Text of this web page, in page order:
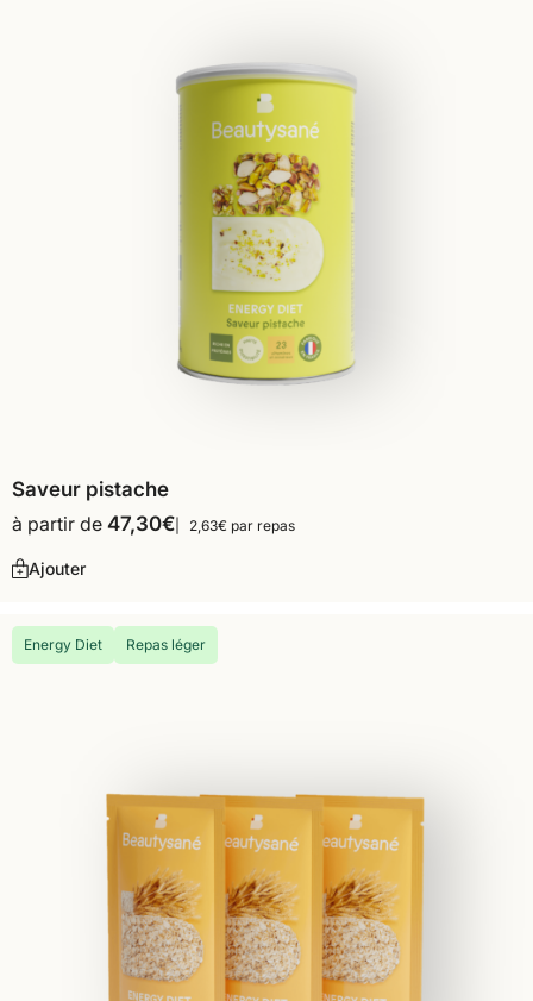
Saveur pistache
à partir de 47,30€ 2,63€ par repas
Ajouter
Energy Diet Repas léger